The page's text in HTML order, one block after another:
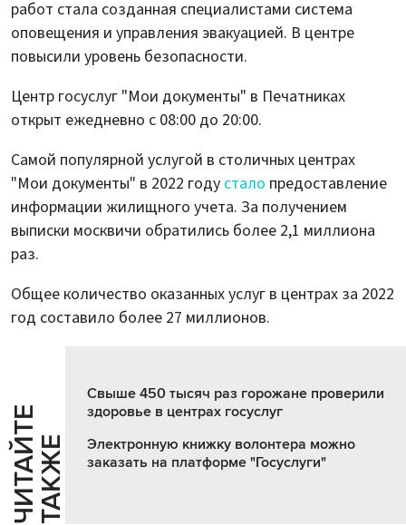
работ стала созданная специалистами система
оповещения и управления эвакуацией. В центре
повысили уровень безопасности.
Центр госуслуг "Мои документы" в Печатниках
открыт ежедневно с 08:00 до 20:00.
Самой популярной услугой в столичных центрах
"Мои документы" в 2022 году стало предоставление
информации жилищного учета. За получением
выписки москвичи обратились более 2,1 миллиона
раз.
Общее количество оказанных услуг в центрах за 2022
год составило более 27 миллионов.
Ч
И
Т
АЙ
Т
Е
Т
А
К
ЖЕ
Свыше 450 тысяч раз горожане проверили
здоровье в центрах госуслуг
Электронную книжку волонтера можно
заказать на платформе "Госуслуги"